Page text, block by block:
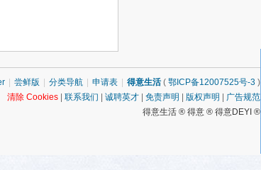
尝鲜版 分类导航 申请表 得意生活 ( 鄂ICP备12007525号-3 )
清除 Cookies
联系我们 诚聘英才 免责声明 版权声明
广告规范
得意生活 ® 得意 ® 得意DEYI ®